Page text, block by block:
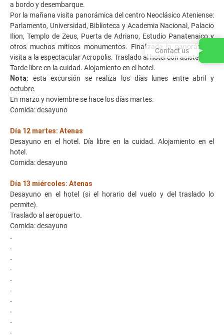
a bordo y desembarque.
Por la mañana visita panorámica del centro Neoclásico Ateniense:
Parlamento, Universidad, Biblioteca y Academia Nacional, Palacio
Ilion, Templo de Zeus, Puerta de Adriano, Estudio Panatenaico y
otros muchos míticos monumentos. Finalizada la panorámica,
visita a la espectacular Acropolis. Traslado al hotel con asistente.
Tarde libre en la cuidad. Alojamiento en el hotel.
Nota: esta excursión se realiza los días lunes entre abril y
octubre.
En marzo y noviembre se hace los días martes.
Comida: desayuno
Día 12 martes: Atenas
Desayuno en el hotel. Día libre en la cuidad. Alojamiento en el
hotel.
Comida: desayuno
Día 13 miércoles: Atenas
Desayuno en el hotel (si el horario del vuelo y del traslado lo
permite).
Traslado al aeropuerto.
Comida: desayuno
.
.
.
.
.
.
.
.
.
.
Contact us